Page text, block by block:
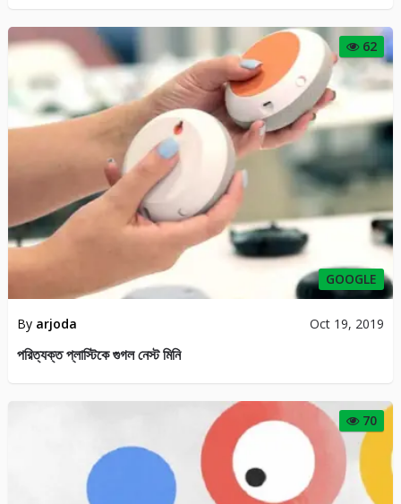
62
GOOGLE
By arjoda Oct 19, 2019
পরিত্যক্ত প্লাস্টিকে গুগল নেস্ট মিনি
70